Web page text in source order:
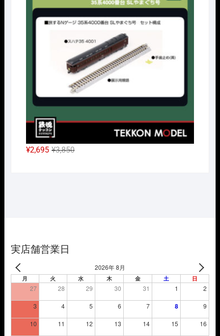
¥38,500
し
た。
は
で
す。
¥3,850元
¥2,695
現
実店舗営業日
2026年 8月
月 火 水 木 金 土 日
27 28 29 30 31 1 2
3 4 5 6 7 8 9
10 11 12 13 14 15 16